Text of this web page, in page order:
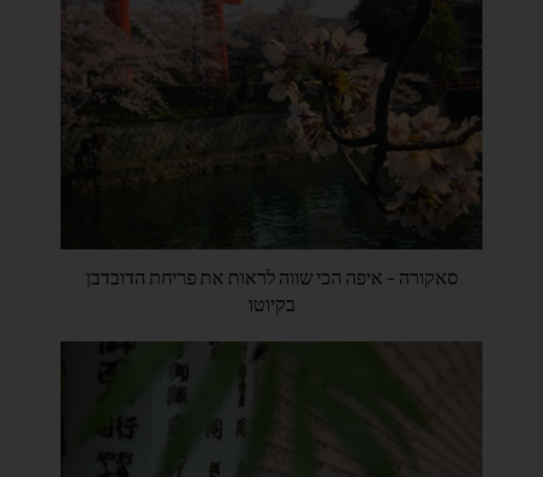
סאקורה – איפה הכי שווה לראות את פריחת הדובדבן
בקיוטו